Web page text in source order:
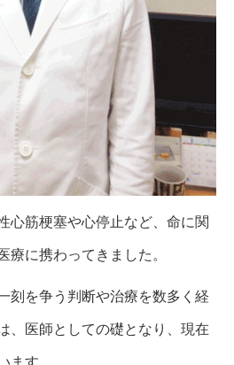
心筋梗塞や心停止など、命に関
療に携わってきました。
刻を争う判断や治療を数多く経
、医師としての礎となり、現在
ます。